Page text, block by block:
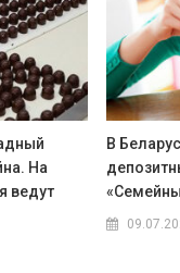
На
ведут
В